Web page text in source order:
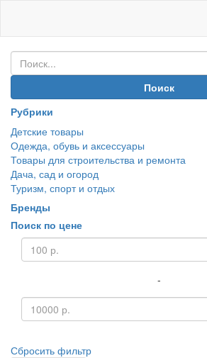
Поиск
Рубрики
Детские товары
Одежда, обувь и аксессуары
Товары для строительства и ремонта
Дача, сад и огород
Туризм, спорт и отдых
Бренды
Поиск по цене
-
Сбросить фильтр